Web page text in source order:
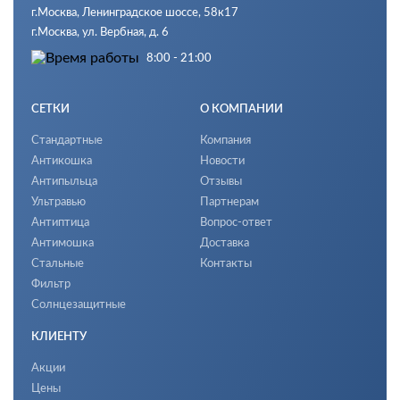
Плиссе
от 8990 руб.
Заказать
Гармошка
Рулонные (Роллетные)
Заказать
Распашные
Заказать
Нестандартные
от 3200 руб.
Заказать
Защита от детей
Заказать
Противомоскитные сетки оптом
Рассчитать
Заказать
Стандарт. Фибергласс (Fiberglass)
г.Москва, Ленинградское шоссе, 58к17
г.Москва, ул. Вербная, д. 6
8:00 - 21:00
СЕТКИ
Стандартные
Антикошка
Антипыльца
Ультравью
Антиптица
Антимошка
Стальные
Фильтр
Солнцезащитные
О КОМПАНИИ
Компания
Новости
Отзывы
Партнерам
Вопрос-ответ
Доставка
Контакты
КЛИЕНТУ
Акции
Цены